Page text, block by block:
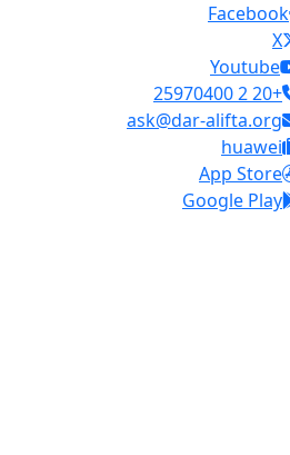
Facebook
X
Youtube
+20 2 25970400
ask@dar-alifta.org
huawei
App Store
Google Play